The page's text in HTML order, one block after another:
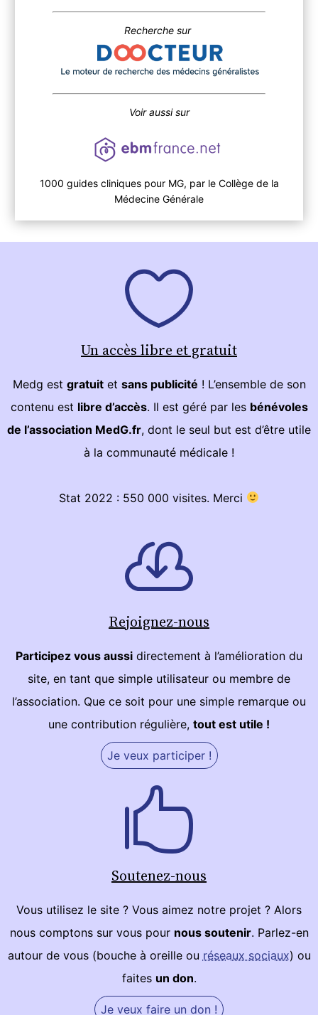
Recherche sur
Voir aussi sur
1000 guides cliniques pour MG, par le Collège de la
Médecine Générale
Un accès libre et gratuit
Medg est gratuitet sans publicité ! L’ensemble de son
contenu est libre d’accès. Il est géré par les bénévoles
de l’association MedG.fr, dont le seul but est d’être utile
à la communauté médicale !
Stat 2022 : 550 000 visites. Merci
Rejoignez-nous
Participez vous aussi directement à l’amélioration du
site, en tant que simple utilisateur ou membre de
l’association. Que ce soit pour une simple remarque ou
une contribution régulière, tout est utile !
Je veux participer !
Soutenez-nous
Vous utilisez le site ? Vous aimez notre projet ? Alors
nous comptons sur vous pour nous soutenir. Parlez-en
autour de vous (bouche à oreille ou réseaux sociaux) ou
faites un don.
Je veux faire un don !